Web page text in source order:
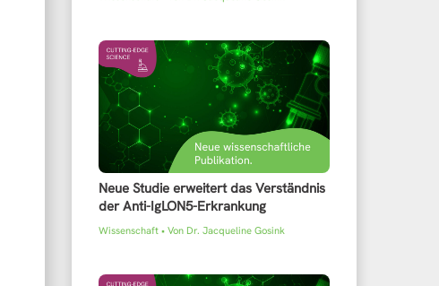
Neue Studie erweitert das Verständnis
der Anti-IgLON5-Erkrankung
Wissenschaft • Von Dr. Jacqueline Gosink